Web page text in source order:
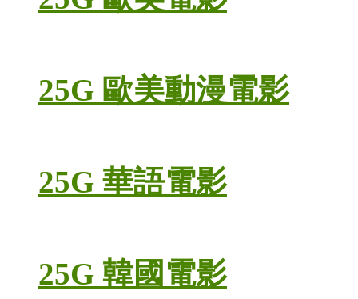
25G 歐美動漫電影
25G 華語電影
25G 韓國電影